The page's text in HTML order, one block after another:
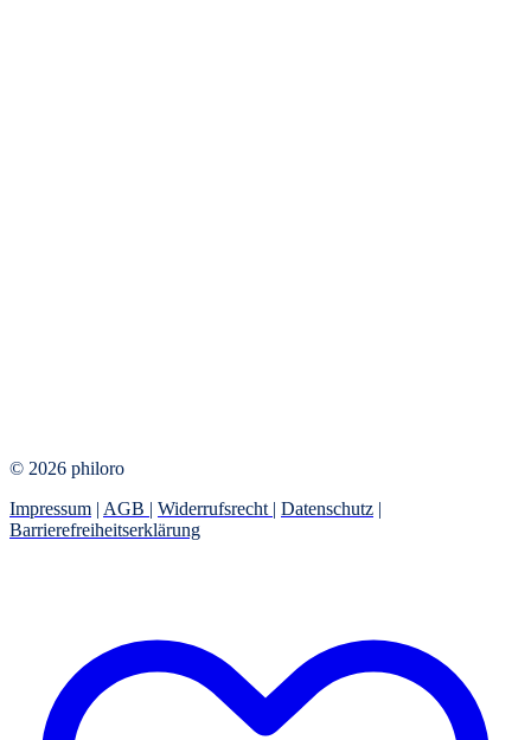
© 2026 philoro
Impressum | AGB | Widerrufsrecht | Datenschutz |
Barrierefreiheitserklärung